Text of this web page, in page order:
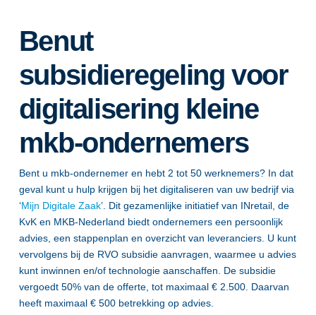
Benut
subsidieregeling voor
digitalisering kleine
mkb-ondernemers
Bent u mkb-ondernemer en hebt 2 tot 50 werknemers? In dat
geval kunt u hulp krijgen bij het digitaliseren van uw bedrijf via
‘Mijn Digitale Zaak’. Dit gezamenlijke initiatief van INretail, de
KvK en MKB-Nederland biedt ondernemers een persoonlijk
advies, een stappenplan en overzicht van leveranciers. U kunt
vervolgens bij de RVO subsidie aanvragen, waarmee u advies
kunt inwinnen en/of technologie aanschaffen. De subsidie
vergoedt 50% van de offerte, tot maximaal € 2.500. Daarvan
heeft maximaal € 500 betrekking op advies.